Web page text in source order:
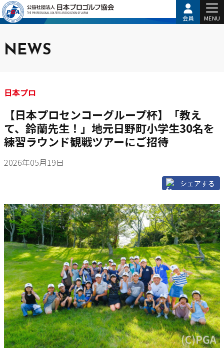
会員 MENU
NEWS
日本プロ
【日本プロセンコーグループ杯】「教え
て、鈴蘭先生！」地元日野町小学生30名を
練習ラウンド観戦ツアーにご招待
2026年05月19日
シェアする